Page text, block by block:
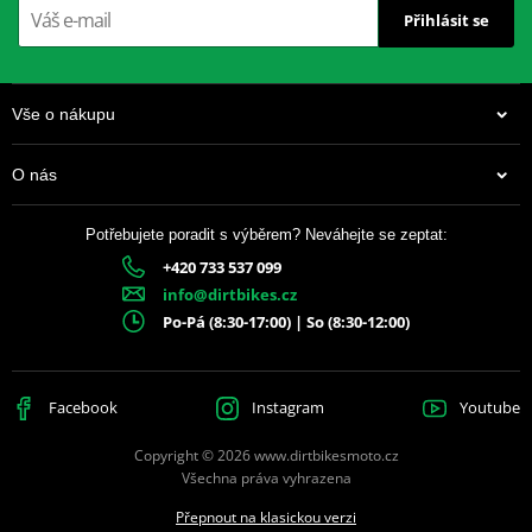
Kompletní 360° ochrana proti většině řezných ran a oděrek
zachování citlivosti
Pratelné v pračce: praní při nízké teplotě (30 °C)
vlákno, 30 % PU
Muc-Off CZ popisy
Přihlásit se
Vše o nákupu
O nás
Potřebujete poradit s výběrem? Neváhejte se zeptat:
+420 733 537 099
info@dirtbikes.cz
Po-Pá (8:30-17:00) | So (8:30-12:00)
Facebook Instagram Youtube
Copyright © 2026 www.dirtbikesmoto.cz
Všechna práva vyhrazena
Přepnout na klasickou verzi